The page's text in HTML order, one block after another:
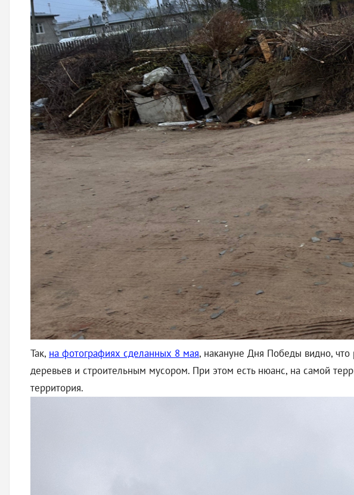
Так, на фотографиях сделанных 8 мая, накануне Дня Победы видно,
деревьев и строительным мусором. При этом есть нюанс, на самой
территория.